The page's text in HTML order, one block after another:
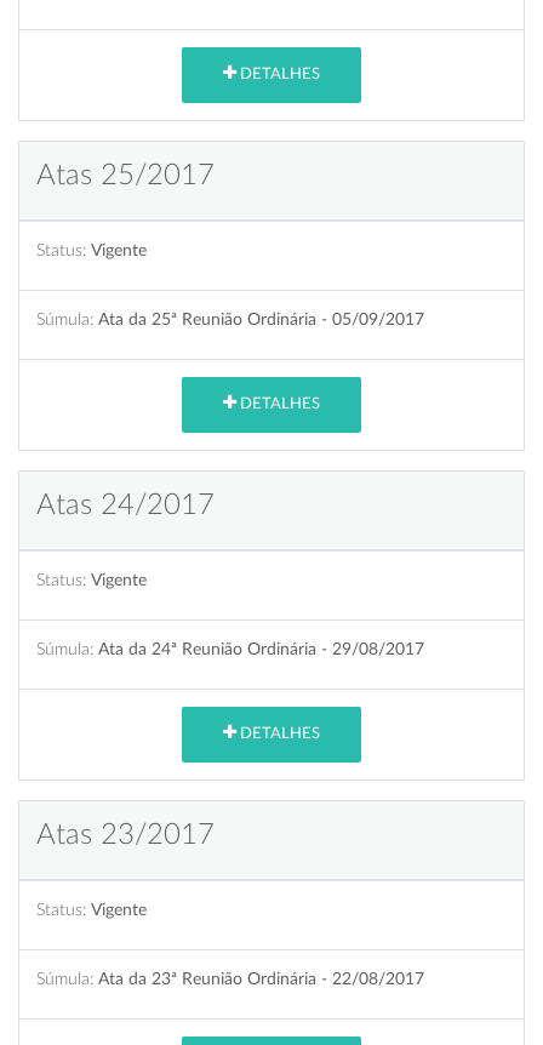
DETALHES
Atas 25/2017
Status: Vigente
Súmula: Ata da 25ª Reunião Ordinária - 05/09/2017
DETALHES
Atas 24/2017
Status: Vigente
Súmula: Ata da 24ª Reunião Ordinária - 29/08/2017
DETALHES
Atas 23/2017
Status: Vigente
Súmula: Ata da 23ª Reunião Ordinária - 22/08/2017